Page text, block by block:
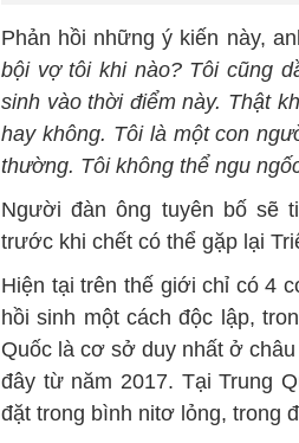
Phản hồi những ý kiến này,
bội vợ tôi khi nào? Tôi cũng
sinh vào thời điểm này. Thật
hay không. Tôi là một con
thường. Tôi không thể ngu
Người đàn ông tuyên bố sẽ
trước khi chết có thể gặp lại
Hiện tại trên thế giới chỉ có 4
hồi sinh một cách độc lập,
Quốc là cơ sở duy nhất ở
đây từ năm 2017. Tại Trung
đặt trong bình nitơ lỏng, trong